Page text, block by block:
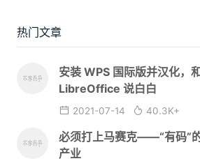
热门文章
安装 WPS 国际版并汉化，
LibreOffice 说白白
2021-07-14 40.3K+
必须打上马赛克——“有码”
产业